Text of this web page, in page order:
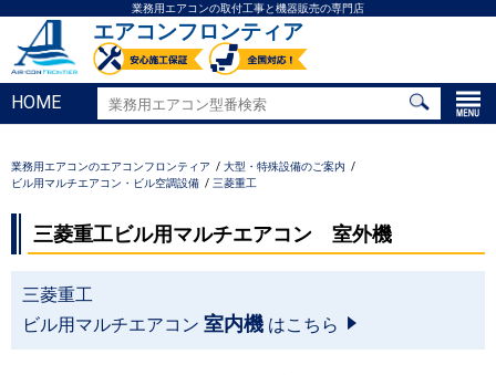
業務用エアコンの取付工事と機器販売の専門店
エアコンフロンティア
HOME
業務用エアコンのエアコンフロンティア
大型・特殊設備のご案内
ビル用マルチエアコン・ビル空調設備
三菱重工
三菱重工ビル用マルチエアコン 室外機
三菱重工
ビル用マルチエアコン 室内機 はこちら